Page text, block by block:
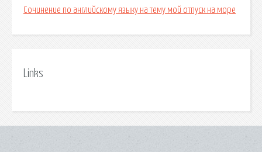
Сочинение по английскому языку на тему мой отпуск на море
Links